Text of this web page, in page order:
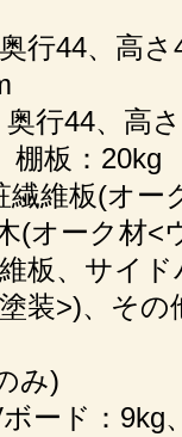
行44、高さ
行44、高
棚板：20kg
繊維板(オー
(オーク材<
板、サイ
装>)、その
み)
ード：9kg